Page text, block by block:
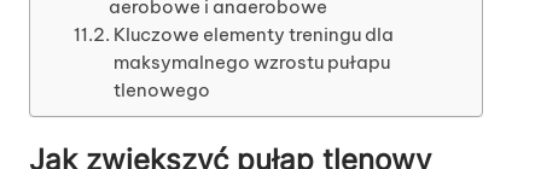
aerobowe i anaerobowe
Kluczowe elementy treningu dla
maksymalnego wzrostu pułapu
tlenowego
Jak zwiększyć pułap tlenowy